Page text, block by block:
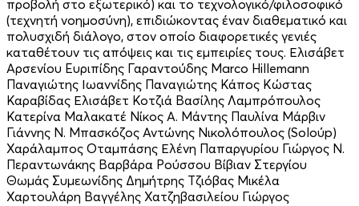
προβολή στο εξωτερικό) και το τεχνολογικό/φιλοσοφικό
(τεχνητή νοημοσύνη), επιδιώκοντας έναν διαθεματικό και
πολυσχιδή διάλογο, στον οποίο διαφορετικές γενιές
καταθέτουν τις απόψεις και τις εμπειρίες τους. Ελισάβετ
Αρσενίου Eυριπίδης Γαραντούδης Marco Hillemann
Παναγιώτης Ιωαννίδης Παναγιώτης Κάπος Κώστας
Καραβίδας Ελισάβετ Κοτζιά Βασίλης Λαμπρόπουλος
Κατερίνα Μαλακατέ Νίκος Α. Μάντης Παυλίνα Μάρβιν
Γιάννης Ν. Μπασκόζος Αντώνης Νικολόπουλος (Soloύp)
Χαράλαμπος Οταμπάσης Ελένη Παπαργυρίου Γιώργος Ν.
Περαντωνάκης Βαρβάρα Ρούσσου Βίβιαν Στεργίου
Θωμάς Συμεωνίδης Δημήτρης Τζιόβας Μικέλα
Χαρτουλάρη Βαγγέλης Χατζηβασιλείου Γιώργος